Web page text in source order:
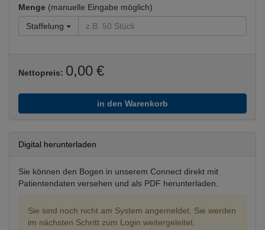
Menge (manuelle Eingabe möglich)
Staffelung
Nettopreis: 0,00 €
in den Warenkorb
Digital herunterladen
Sie können den Bogen in unserem Connect direkt mit
Patientendaten versehen und als PDF herunterladen.
Sie sind noch nicht am System angemeldet. Sie werden
im nächsten Schritt zum Login weitergeleitet.